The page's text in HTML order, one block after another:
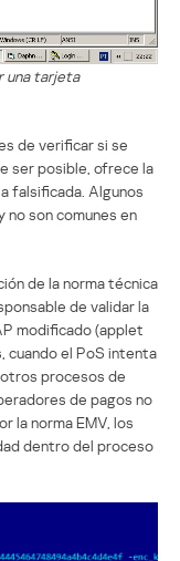
una tarjeta
de verificar si se
ser posible, ofrece la
falsificada. Algunos
no son comunes en
de la norma técnica
de validar la
modificado (applet
cuando el PoS intenta
procesos de
de pagos no
la norma EMV, los
dentro del proceso